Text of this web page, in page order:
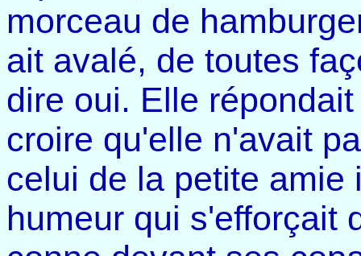
morceau de
ait avalé, de toutes
dire oui. Elle
croire qu'elle n'avait
celui de la petite amie
humeur qui s'efforçait